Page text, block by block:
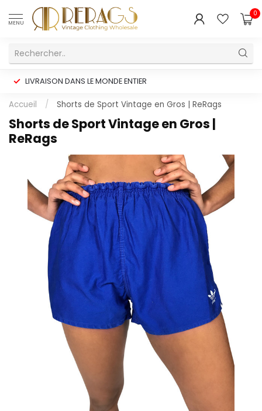
MENU
0
LIVRAISON DANS LE MONDE ENTIER
Accueil / Shorts de Sport Vintage en Gros | ReRags
Shorts de Sport Vintage en Gros |
ReRags